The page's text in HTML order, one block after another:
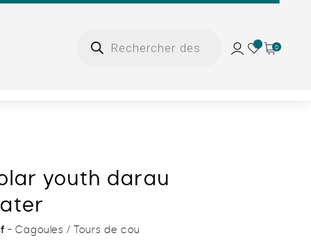
produits
0
Ajouter au panier
Add
youth darau
- Cagoules / Tours de cou